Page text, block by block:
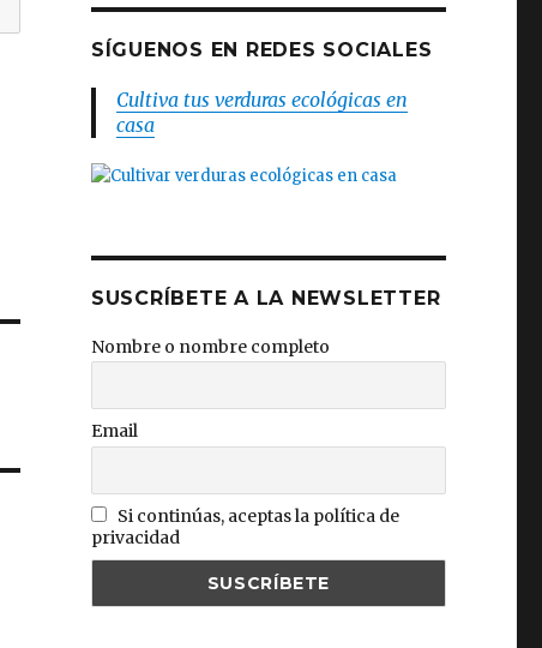
SÍGUENOS EN REDES SOCIALES
Cultiva tus verduras ecológicas en
casa
SUSCRÍBETE A LA NEWSLETTER
Nombre o nombre completo
Email
Si continúas, aceptas la política de
privacidad